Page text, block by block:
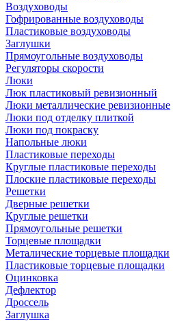
Воздуховоды
Гофрированные воздуховоды
Пластиковые воздуховоды
Заглушки
Прямоугольные воздуховоды
Регуляторы скорости
Люки
Люк пластиковый ревизионный
Люки металлические ревизионные
Люки под отделку плиткой
Люки под покраску
Напольные люки
Пластиковые переходы
Круглые пластиковые переходы
Плоские пластиковые переходы
Решетки
Дверные решетки
Круглые решетки
Прямоугольные решетки
Торцевые площадки
Металические торцевые площадки
Пластиковые торцевые площадки
Оцинковка
Дефлектор
Дроссель
Заглушка